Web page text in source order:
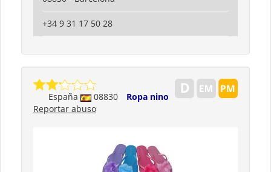
+34 9 31 17 50 28
España 08830
Ropa nino
Reportar abuso